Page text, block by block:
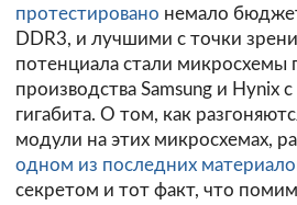
протестировано немало
DDR3, и лучшими с точки
потенциала стали микросхемы
производства Samsung и Hynix
гигабита. О том, как
модули на этих микросхемах,
одном из последних
секретом и тот факт, что